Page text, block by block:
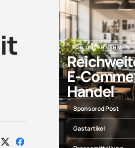
Auf Auf
FÜR UNTERNEHMEN
E-
Handel
Sponsored Post
Gastartikel